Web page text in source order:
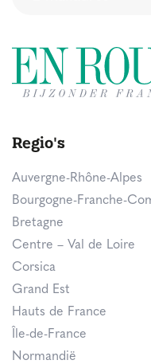
Regio's
Auvergne-Rhône-Alpes
Bourgogne-Franche-
Bretagne
Centre – Val de Loire
Corsica
Grand Est
Hauts de France
Île-de-France
Normandië